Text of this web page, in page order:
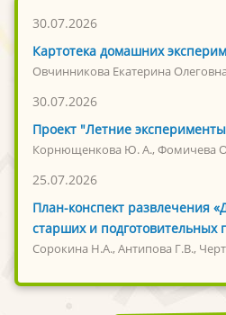
30.07.2026
Картотека домашних
Овчинникова Екатерина Олеговна
30.07.2026
Проект "Летние
Корнющенкова Ю. А., Фомичева
25.07.2026
План-конспект развлечения
старших и подготовительных
Сорокина Н.А., Антипова Г.В.,